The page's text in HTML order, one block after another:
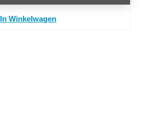
In Winkelwagen